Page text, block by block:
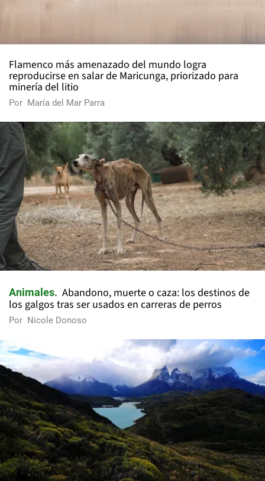
Flamenco más amenazado del mundo logra
reproducirse en salar de Maricunga, priorizado para
minería del litio
Por María del Mar Parra
Animales
Abandono, muerte o caza: los destinos de
los galgos tras ser usados en carreras de perros
Por Nicole Donoso